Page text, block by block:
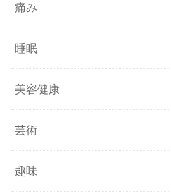
痛み
睡眠
美容健康
芸術
趣味